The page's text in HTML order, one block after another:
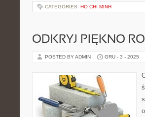
CATEGORIES: HO CHI MINH
ODKRYJ PIĘKNO
POSTED BY ADMIN GRU - 3 - 2025